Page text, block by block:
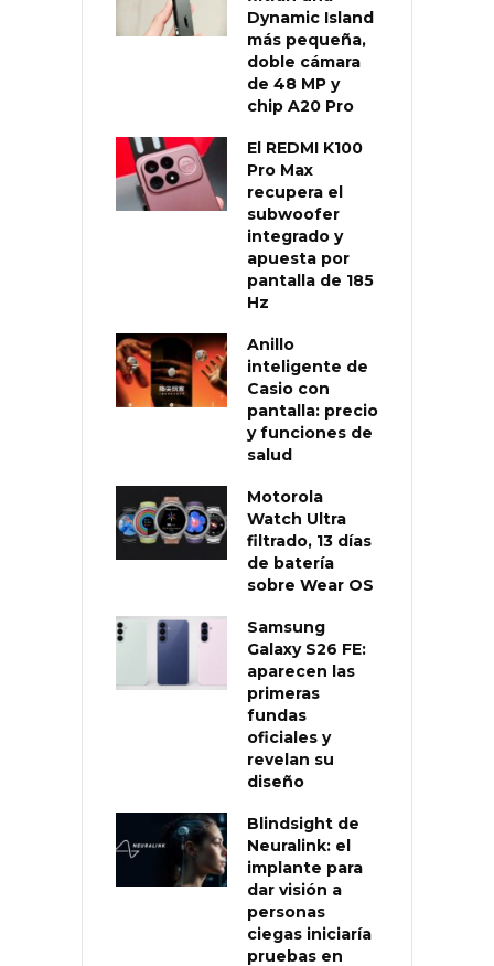
Dynamic Island
más pequeña,
doble cámara
de 48 MP y
chip A20 Pro
El REDMI K100
Pro Max
recupera el
subwoofer
integrado y
apuesta por
pantalla de 185
Hz
Anillo
inteligente de
Casio con
pantalla: precio
y funciones de
salud
Motorola
Watch Ultra
filtrado, 13 días
de batería
sobre Wear OS
Samsung
Galaxy S26 FE:
aparecen las
primeras
fundas
oficiales y
revelan su
diseño
Blindsight de
Neuralink: el
implante para
dar visión a
personas
ciegas iniciaría
pruebas en